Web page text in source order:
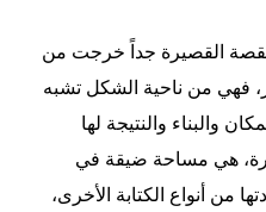
القصيرة جداً خرجت من
فهي من ناحية الشكل تشبه
والبناء والنتيجة لها
هي مساحة ضيقة في
من أنواع الكتابة الأخرى،